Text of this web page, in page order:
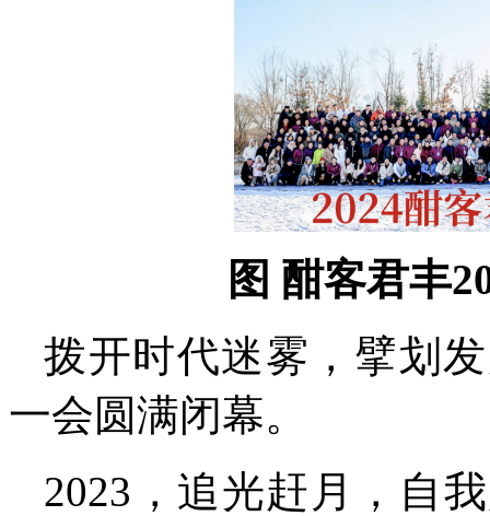
图 酣客君丰
拨开时代迷雾，擘划
一会圆满闭幕。
2023，追光赶月，自